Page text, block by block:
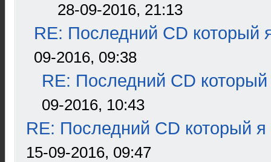
28-09-2016, 21:13
RE: Последний CD который
09-2016, 09:38
RE: Последний CD который
09-2016, 10:43
RE: Последний CD который я
15-09-2016, 09:47